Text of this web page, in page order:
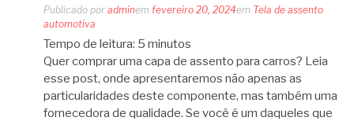
Publicado por adminem fevereiro 20, 2024em Tela de assento
automotiva
Tempo de leitura: 5 minutos
Quer comprar uma capa de assento para carros? Leia
esse post, onde apresentaremos não apenas as
particularidades deste componente, mas também uma
fornecedora de qualidade. Se você é um daqueles que